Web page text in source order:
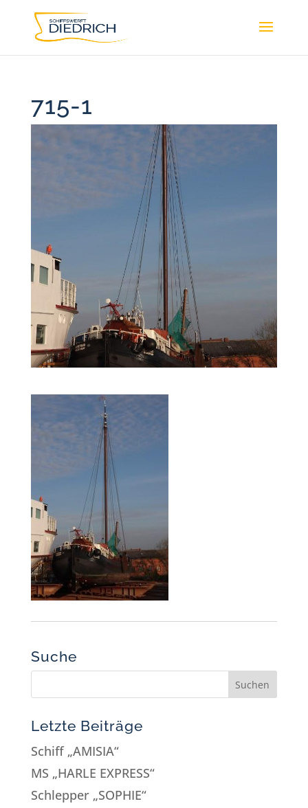
715-1
Suche
Letzte Beiträge
Schiff „AMISIA“
MS „HARLE EXPRESS“
Schlepper „SOPHIE“